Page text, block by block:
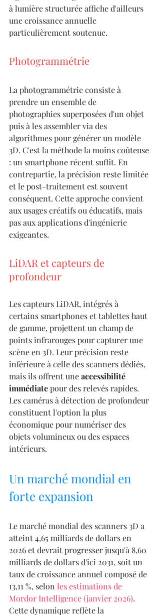
à lumière structurée affiche d'ailleurs
une croissance annuelle
particulièrement soutenue.
Photogrammétrie
La photogrammétrie consiste à
prendre un ensemble de
photographies superposées d'un objet
puis à les assembler via des
algorithmes pour générer un modèle
3D. C'est la méthode la moins coûteuse
: un smartphone récent suffit. En
contrepartie, la précision reste limitée
et le post-traitement est souvent
conséquent. Cette approche convient
aux usages créatifs ou éducatifs, mais
pas aux applications d'ingénierie
exigeantes.
LiDAR et capteurs de
profondeur
Les capteurs LiDAR, intégrés à
certains smartphones et tablettes haut
de gamme, projettent un champ de
points infrarouges pour capturer une
scène en 3D. Leur précision reste
inférieure à celle des scanners dédiés,
mais ils offrent une accessibilité
immédiate pour des relevés rapides.
Les caméras à détection de profondeur
constituent l'option la plus
économique pour numériser des
objets volumineux ou des espaces
intérieurs.
Un marché mondial en
forte expansion
Le marché mondial des scanners 3D a
atteint 4,65 milliards de dollars en
2026 et devrait progresser jusqu'à 8,60
milliards de dollars d'ici 2031, soit un
taux de croissance annuel composé de
13,11 %, selon les estimations de
Mordor Intelligence (janvier 2026).
Cette dynamique reflète la